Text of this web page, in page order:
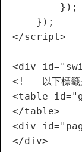
        });
    });
</script>
<div
<!-- 以下標
<table
</table>
<div
</div>